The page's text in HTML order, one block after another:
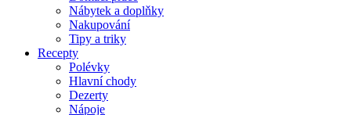
Nábytek a doplňky
Nakupování
Tipy a triky
Recepty
Polévky
Hlavní chody
Dezerty
Nápoje